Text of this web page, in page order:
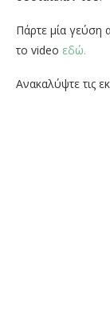
Πάρτε μία γεύση
το video εδώ.
Ανακαλύψτε τις